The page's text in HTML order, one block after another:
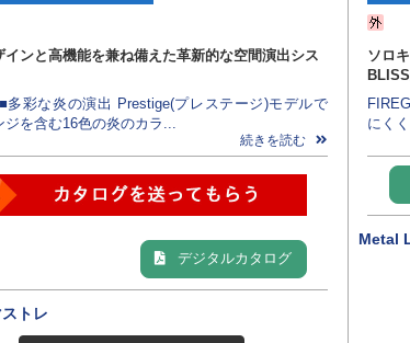
インと高機能を兼ね備えた革新的な空間演出シス
■多彩な炎の演出 Prestige(プレステージ)モデルで
ジを含む16色の炎のカラ...
続きを読む
デジタルカタログ
トレ
ソロ
にく
Metal